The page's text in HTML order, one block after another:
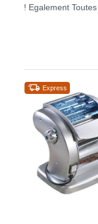
! Egalement
Express